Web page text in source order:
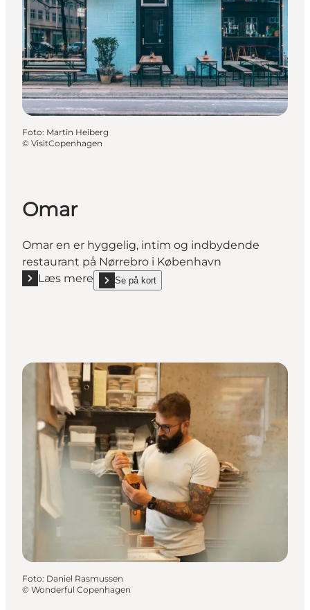
Foto: Martin Heiberg
© VisitCopenhagen
Omar
Omar en er hyggelig, intim og indbydende
restaurant på Nørrebro i København
Læs mere
Læs mere "Omar"Se på kort
show Omar on_map
Foto: Daniel Rasmussen
© Wonderful Copenhagen